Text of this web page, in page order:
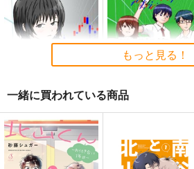
カート カート
株式投資部へようこ
そ！(9)
East Cafeteria
そ！(3)
East Cafeteria
もっと見る！
一緒に買われている商品